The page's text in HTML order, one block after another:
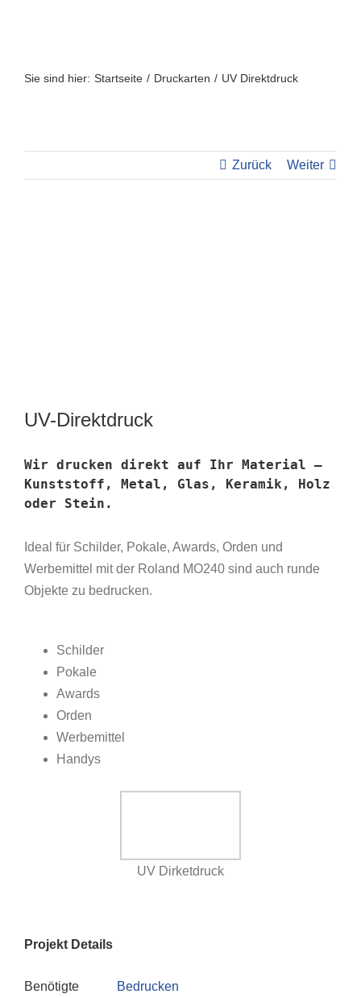
Sie sind hier: Startseite Druckarten UV Direktdruck
Zurück Weiter
UV-Direktdruck
Wir drucken direkt auf Ihr Material –
Kunststoff, Metal, Glas, Keramik, Holz
oder Stein.
Ideal für Schilder, Pokale, Awards, Orden und
Werbemittel mit der Roland MO240 sind auch runde
Objekte zu bedrucken.
Schilder
Pokale
Awards
Orden
Werbemittel
Handys
UV Dirketdruck
Projekt Details
Benötigte
Bedrucken